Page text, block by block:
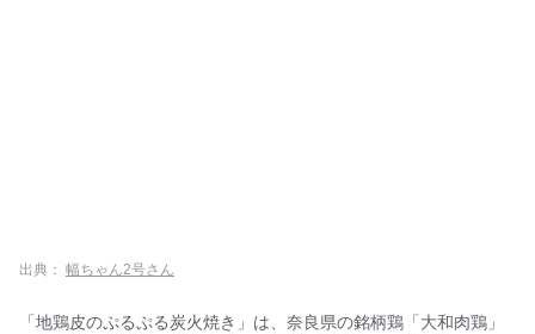
出典： 幅ちゃん2号さん
「地鶏皮のぷるぷる炭火焼き」は、奈良県の銘柄鶏「大和肉鶏」